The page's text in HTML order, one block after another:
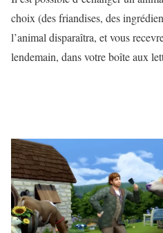
choix (des friandises, des
l’animal disparaîtra, et vous
lendemain, dans votre boîte aux